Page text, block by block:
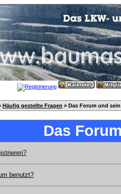
Häufig gestellte Fragen » Das Forum und
Das
benutzt?